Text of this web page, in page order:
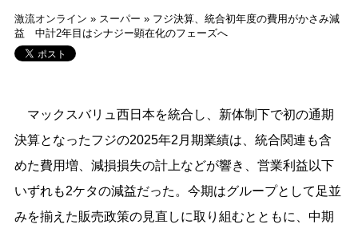
激流オンライン » スーパー » フジ決算、統合初年度の費用がかさみ減
益 中計2年目はシナジー顕在化のフェーズへ
マックスバリュ西日本を統合し、新体制下で初の通期
決算となったフジの2025年2月期業績は、統合関連も含
めた費用増、減損損失の計上などが響き、営業利益以下
いずれも2ケタの減益だった。今期はグループとして足並
みを揃えた販売政策の見直しに取り組むとともに、中期